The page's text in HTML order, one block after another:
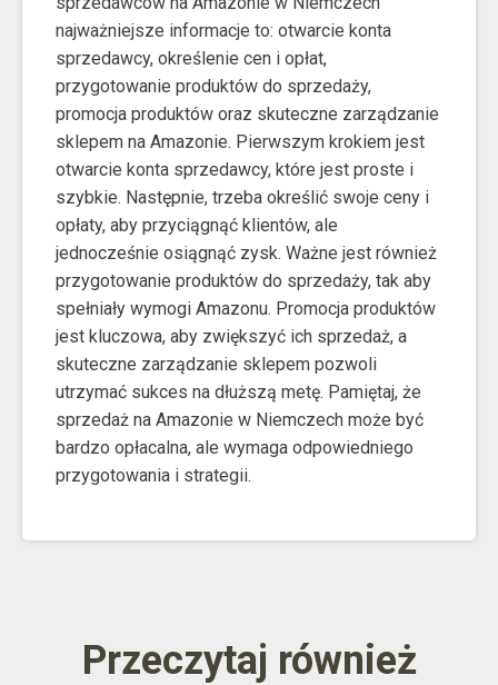
najważniejsze informacje to: otwarcie konta
sprzedawcy, określenie cen i opłat,
przygotowanie produktów do sprzedaży,
promocja produktów oraz skuteczne zarządzanie
sklepem na Amazonie. Pierwszym krokiem jest
otwarcie konta sprzedawcy, które jest proste i
szybkie. Następnie, trzeba określić swoje ceny i
opłaty, aby przyciągnąć klientów, ale
jednocześnie osiągnąć zysk. Ważne jest również
przygotowanie produktów do sprzedaży, tak aby
spełniały wymogi Amazonu. Promocja produktów
jest kluczowa, aby zwiększyć ich sprzedaż, a
skuteczne zarządzanie sklepem pozwoli
utrzymać sukces na dłuższą metę. Pamiętaj, że
sprzedaż na Amazonie w Niemczech może być
bardzo opłacalna, ale wymaga odpowiedniego
przygotowania i strategii.
Przeczytaj również